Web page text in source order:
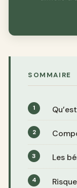
SOMMAIRE
Les